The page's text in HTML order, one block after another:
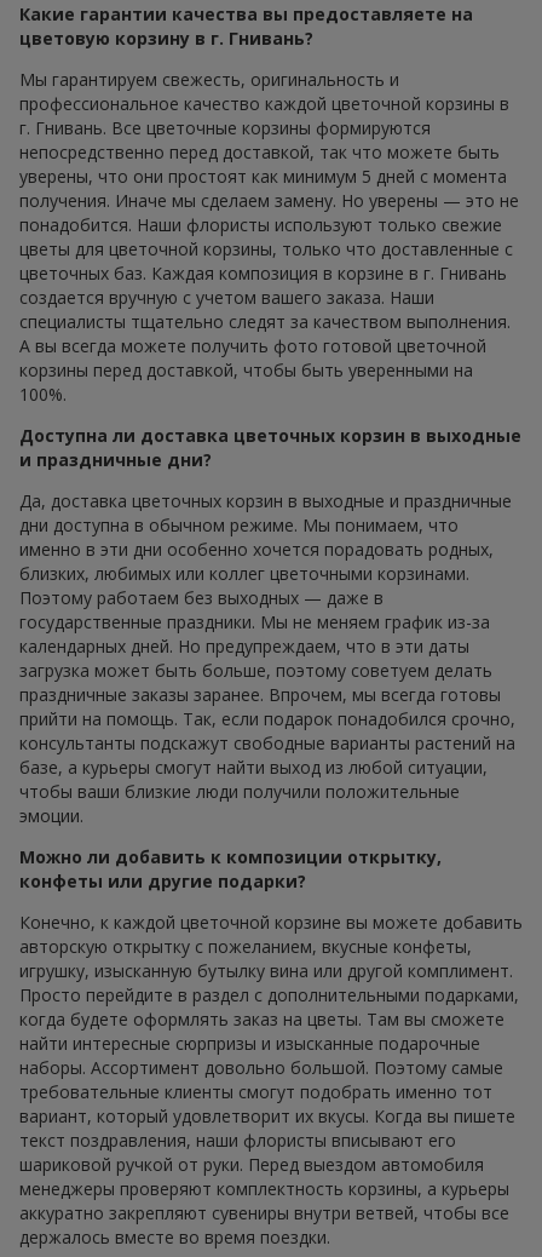
Какие гарантии качества вы предоставляете на
цветовую корзину в г. Гнивань?
Мы гарантируем свежесть, оригинальность и
профессиональное качество каждой цветочной корзины в
г. Гнивань. Все цветочные корзины формируются
непосредственно перед доставкой, так что можете быть
уверены, что они простоят как минимум 5 дней с момента
получения. Иначе мы сделаем замену. Но уверены — это не
понадобится. Наши флористы используют только свежие
цветы для цветочной корзины, только что доставленные с
цветочных баз. Каждая композиция в корзине в г. Гнивань
создается вручную с учетом вашего заказа. Наши
специалисты тщательно следят за качеством выполнения.
А вы всегда можете получить фото готовой цветочной
корзины перед доставкой, чтобы быть уверенными на
100%.
Доступна ли доставка цветочных корзин в выходные
и праздничные дни?
Да, доставка цветочных корзин в выходные и праздничные
дни доступна в обычном режиме. Мы понимаем, что
именно в эти дни особенно хочется порадовать родных,
близких, любимых или коллег цветочными корзинами.
Поэтому работаем без выходных — даже в
государственные праздники. Мы не меняем график из-за
календарных дней. Но предупреждаем, что в эти даты
загрузка может быть больше, поэтому советуем делать
праздничные заказы заранее. Впрочем, мы всегда готовы
прийти на помощь. Так, если подарок понадобился срочно,
консультанты подскажут свободные варианты растений на
базе, а курьеры смогут найти выход из любой ситуации,
чтобы ваши близкие люди получили положительные
эмоции.
Можно ли добавить к композиции открытку,
конфеты или другие подарки?
Конечно, к каждой цветочной корзине вы можете добавить
авторскую открытку с пожеланием, вкусные конфеты,
игрушку, изысканную бутылку вина или другой комплимент.
Просто перейдите в раздел с дополнительными подарками,
когда будете оформлять заказ на цветы. Там вы сможете
найти интересные сюрпризы и изысканные подарочные
наборы. Ассортимент довольно большой. Поэтому самые
требовательные клиенты смогут подобрать именно тот
вариант, который удовлетворит их вкусы. Когда вы пишете
текст поздравления, наши флористы вписывают его
шариковой ручкой от руки. Перед выездом автомобиля
менеджеры проверяют комплектность корзины, а курьеры
аккуратно закрепляют сувениры внутри ветвей, чтобы все
держалось вместе во время поездки.